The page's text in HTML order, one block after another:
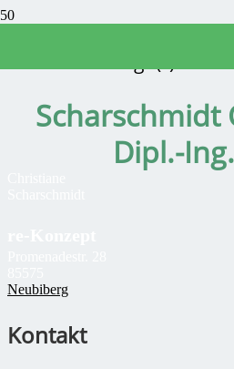
Scharschmidt
Dipl.-
Neubiberg
Kontakt